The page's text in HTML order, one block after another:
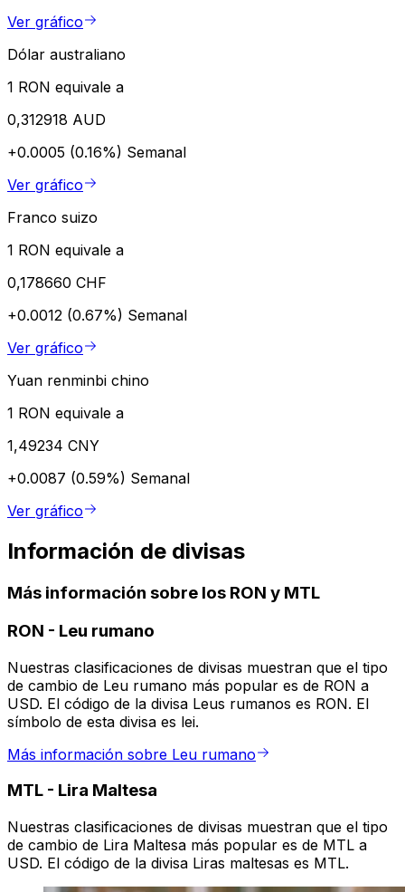
Ver gráfico
Dólar australiano
1 RON equivale a
0,312918 AUD
+0.0005 (0.16%) Semanal
Ver gráfico
Franco suizo
1 RON equivale a
0,178660 CHF
+0.0012 (0.67%) Semanal
Ver gráfico
Yuan renminbi chino
1 RON equivale a
1,49234 CNY
+0.0087 (0.59%) Semanal
Ver gráfico
Información de divisas
Más información sobre los RON y MTL
RON - Leu rumano
Nuestras clasificaciones de divisas muestran que el tipo
de cambio de Leu rumano más popular es de RON a
USD. El código de la divisa Leus rumanos es RON. El
símbolo de esta divisa es lei.
Más información sobre Leu rumano
MTL - Lira Maltesa
Nuestras clasificaciones de divisas muestran que el tipo
de cambio de Lira Maltesa más popular es de MTL a
USD. El código de la divisa Liras maltesas es MTL.